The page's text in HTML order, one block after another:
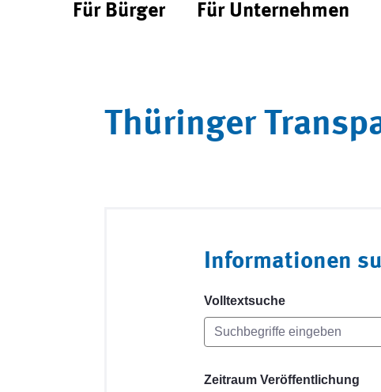
Für Bürger Für Unternehmen
Thüringer
Informationen
Volltextsuche
Zeitraum Veröffentlichung